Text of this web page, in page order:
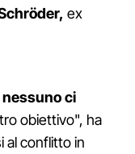
ex
ci
obiettivo", ha
al conflitto in